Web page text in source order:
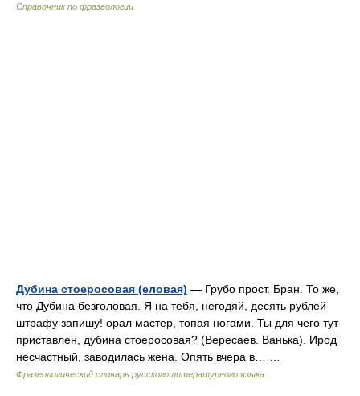
Справочник по фразеологии
Дубина стоеросовая (еловая) — Грубо прост. Бран. То же,
что Дубина безголовая. Я на тебя, негодяй, десять рублей
штрафу запишу! орал мастер, топая ногами. Ты для чего тут
приставлен, дубина стоеросовая? (Вересаев. Ванька). Ирод
несчастный, заводилась жена. Опять вчера в… …
Фразеологический словарь русского литературного языка